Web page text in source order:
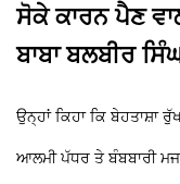
ਸੋਕੇ ਕਾਰਨ ਪੈਣ
ਬਾਬਾ ਬਲਬੀਰ
ਉਨ੍ਹਾਂ ਕਿਹਾ ਕਿ ਬੇਹਤਾਸ਼ਾ
ਆਲਮੀ ਪੱਧਰ ਤੇ ਬੰਬਬਾਰੀ